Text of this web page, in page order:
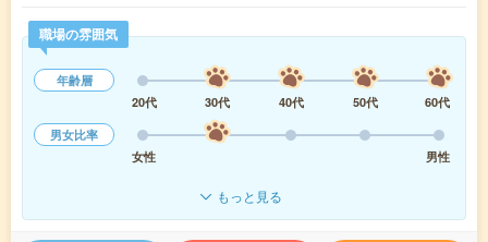
職場の雰囲気
年齢層
20代
30代 40代 50代
60代
男女比率
女性
男性
もっと見る